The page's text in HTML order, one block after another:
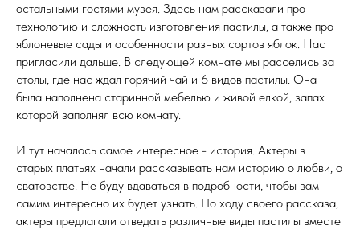
остальными гостями музея. Здесь нам рассказали про
технологию и сложность изготовления пастилы, а также про
яблоневые сады и особенности разных сортов яблок. Нас
пригласили дальше. В следующей комнате мы расселись за
столы, где нас ждал горячий чай и 6 видов пастилы. Она
была наполнена старинной мебелью и живой елкой, запах
которой заполнял всю комнату.
И тут началось самое интересное - история. Актеры в
старых платьях начали рассказывать нам историю о любви, о
сватовстве. Не буду вдаваться в подробности, чтобы вам
самим интересно их будет узнать. По ходу своего рассказа,
актеры предлагали отведать различные виды пастилы вместе